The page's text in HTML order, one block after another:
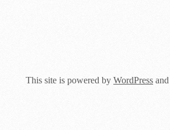
This site is powered by WordPress